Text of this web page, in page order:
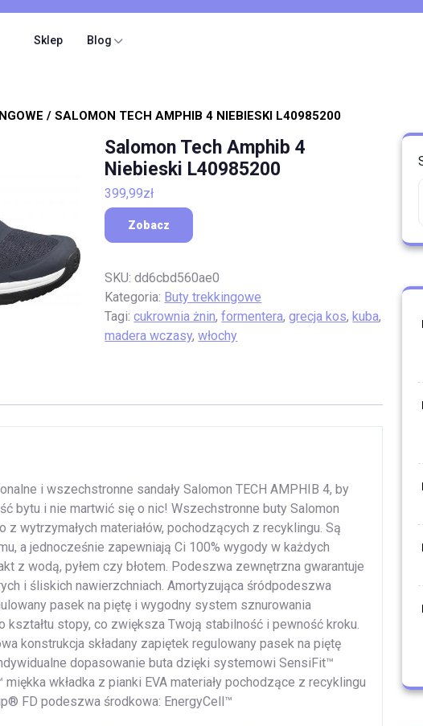
Sklep Blog
/ SALOMON TECH AMPHIB 4 NIEBIESKI L40985200
Salomon Tech Amphib 4
Niebieski L40985200
399,99zł
Zobacz
SKU:dd6cbd560ae0
Kategoria: Buty trekkingowe
Tagi:cukrownia żnin,formentera,grecja kos,kuba,
madera wczasy,włochy
i wszechstronne sandały Salomon TECH AMPHIB 4, by
bytu i nie martwić się o nic! Wszechstronne buty Salomon
z wytrzymałych materiałów, pochodzących z recyklingu. Są
a jednocześnie zapewniają Ci 100% wygody w każdych
z wodą, pyłem czy błotem. Podeszwa zewnętrzna gwarantuje
i śliskich nawierzchniach. Amortyzująca śródpodeszwa
pasek na piętę i wygodny system sznurowania
kształtu stopy, co zwiększa Twoją stabilność i pewność kroku.
konstrukcja składany zapiętek regulowany pasek na piętę
dopasowanie buta dzięki systemowi SensiFit™
wkładka z pianki EVA materiały pochodzące z recyklingu
FD podeszwa środkowa: EnergyCell™